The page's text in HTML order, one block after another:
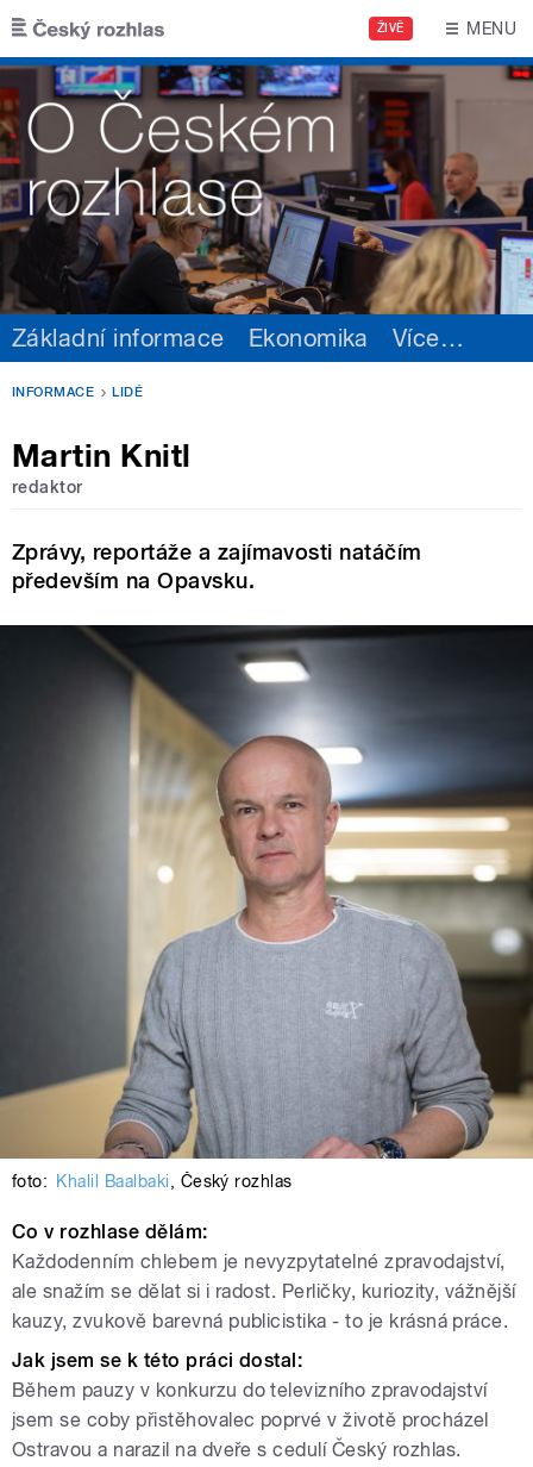
Přejít k hlavnímu obsahu
ŽIVĚ MENU
Základní informace Ekonomika Více…
INFORMACE LIDÉ
Martin Knitl
redaktor
Zprávy, reportáže a zajímavosti natáčím
především na Opavsku.
foto: Khalil Baalbaki, Český rozhlas
Co v rozhlase dělám:
Každodenním chlebem je nevyzpytatelné zpravodajství,
ale snažím se dělat si i radost. Perličky, kuriozity, vážnější
kauzy, zvukově barevná publicistika - to je krásná práce.
Jak jsem se k této práci dostal:
Během pauzy v konkurzu do televizního zpravodajství
jsem se coby přistěhovalec poprvé v životě procházel
Ostravou a narazil na dveře s cedulí Český rozhlas.